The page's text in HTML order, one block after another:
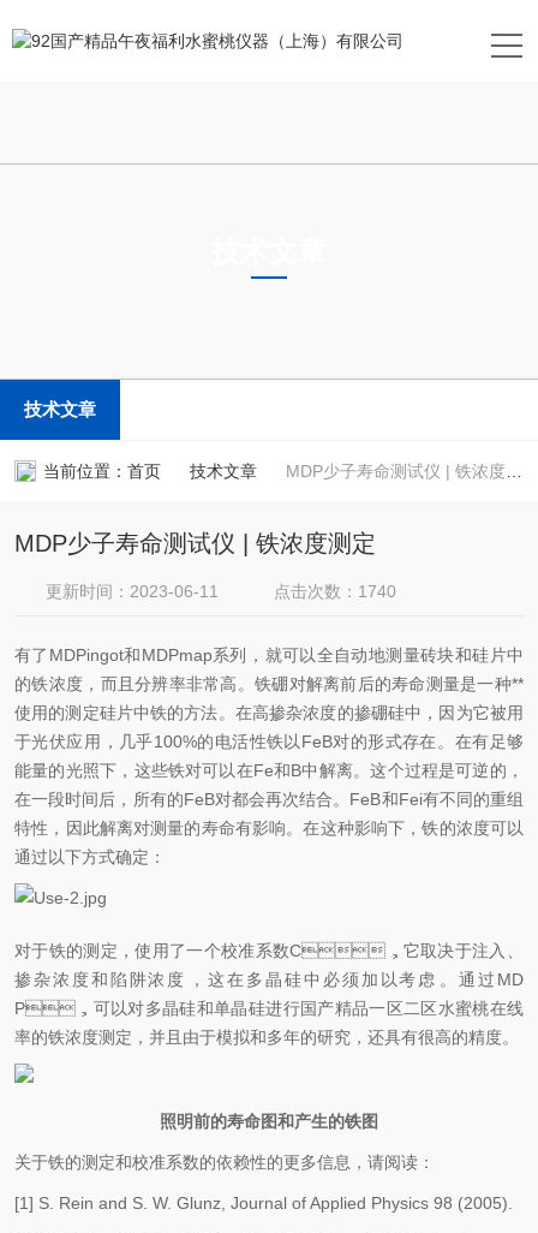
技术文章
当前位置： 首页 技术文章 MDP少子寿命测试仪 | 铁浓度测定
MDP少子寿命测试仪 | 铁浓度测定
更新时间：2023-06-11 点击次数：1740
有了MDPingot和MDPmap系列
，就可以全自动地测量砖块和硅片中
的铁浓度，而且分辨率非常高。铁硼对解离前后的寿命测量是一种**
使用的测定硅片中铁的方法。在高掺杂浓度的掺硼硅中，因为它被用
于光伏应用，几乎100%的电活性铁以FeB对的形式存在。在有足够
能量的光照下，这些铁对可以在Fe和B中解离。这个过程是可逆的，
在一段时间后，所有的FeB对都会再次结合。FeB和Fei有不同的重组
特性，因此解离对测量的寿命有影响。在这种影响下，铁的浓度可以
通过以下方式确定 ：
对于铁的测定，使用了一个校准系数C，它取决于注入、
掺杂浓度和陷阱浓度，这在多晶硅中必须加以考虑。通过MD
P，可以对多晶硅和单晶硅进行国产精品一区二区水蜜桃在线
率的铁浓度测定，并且由于模拟和多年的研究，还具有很高的精度。
照明前的寿命图和产生的铁图
关于铁的测定和校准系数的依赖性的更多信息，请阅读：
[1] S. Rein and S. W. Glunz, Journal of Applied Physics 98 (2005).